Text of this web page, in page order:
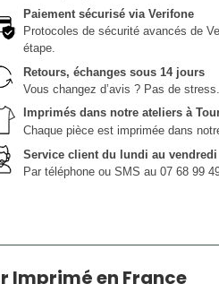
Paiement sécurisé via Verifone
Protocoles de sécurité avancés de
étape.
Retours, échanges sous 14 jours
Vous changez d’avis ? Pas de stress.
Imprimés dans notre ateliers à
Chaque pièce est imprimée dans
Service client du lundi au
Par téléphone ou SMS au 07 68 99 49
Imprimé en France